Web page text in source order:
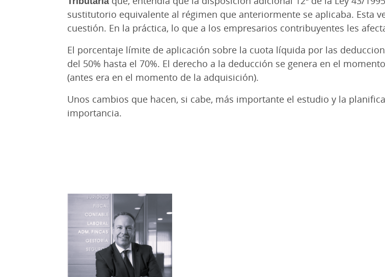
sustitutorio equivalente al régimen que anteriormente se aplicaba. Esta
cuestión. En la práctica, lo que a los empresarios contribuyentes les
El porcentaje límite de aplicación sobre la cuota líquida por las
del 50% hasta el 70%. El derecho a la deducción se genera en el
(antes era en el momento de la adquisición).
Unos cambios que hacen, si cabe, más importante el estudio y la
importancia.